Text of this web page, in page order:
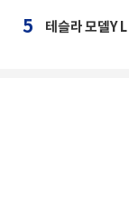
5 테슬라 모델Y